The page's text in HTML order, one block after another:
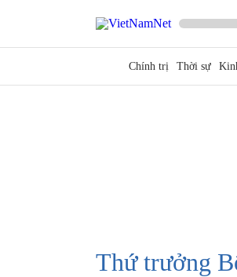
Chính trị Thời sự
Thứ trưởng